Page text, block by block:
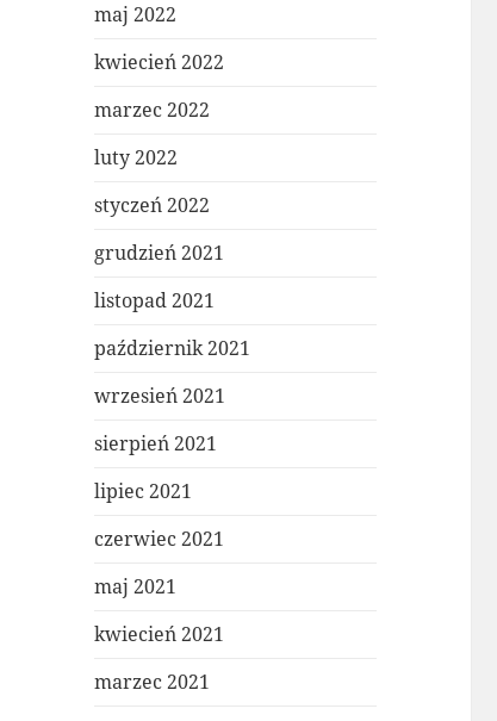
maj 2022
kwiecień 2022
marzec 2022
luty 2022
styczeń 2022
grudzień 2021
listopad 2021
październik 2021
wrzesień 2021
sierpień 2021
lipiec 2021
czerwiec 2021
maj 2021
kwiecień 2021
marzec 2021